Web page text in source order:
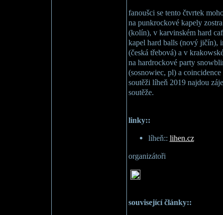
fanoušci se tento čtvrtek
na punkrockové kapely
(kolín), v karvinském hard
kapel hard balls (nový jičín),
(česká třebová) a v
na hardrockové party
(sosnowiec, pl) a
soutěži líheň 2019 najdou
soutěže.
linky::
líheň:: lihen.cz
organizátoři
související články::